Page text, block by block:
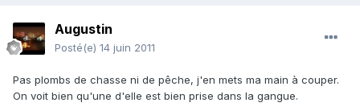
Augustin
Posté(e) 14 juin 2011
Pas plombs de chasse ni de pêche, j'en mets ma main à couper.
On voit bien qu'une d'elle est bien prise dans la gangue.